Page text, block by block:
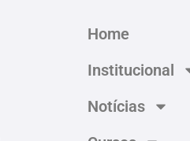
Home
Institucional
Notícias